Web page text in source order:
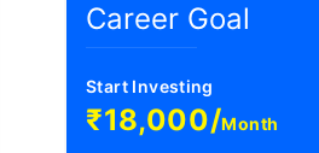
Career Goal
Start Investing
₹18,000/Month